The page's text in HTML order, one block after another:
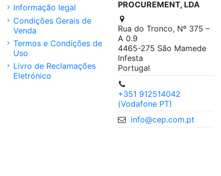
Informação legal
Condições Gerais de
Venda
Termos e Condições de
Uso
Livro de Reclamações
Eletrónico
PROCUREMENT, LDA
Rua do Tronco, Nº 375 –
A 0.9
4465-275 São Mamede
Infesta
Portugal
+351 912514042
(Vodafone PT)
info@cep.com.pt